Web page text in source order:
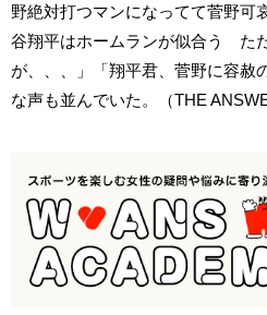
野絶対打つマンになってて菅野可
谷翔平はホームランが似合う た
が、、、」「翔平君、菅野に容赦
な声も並んでいた。（THE